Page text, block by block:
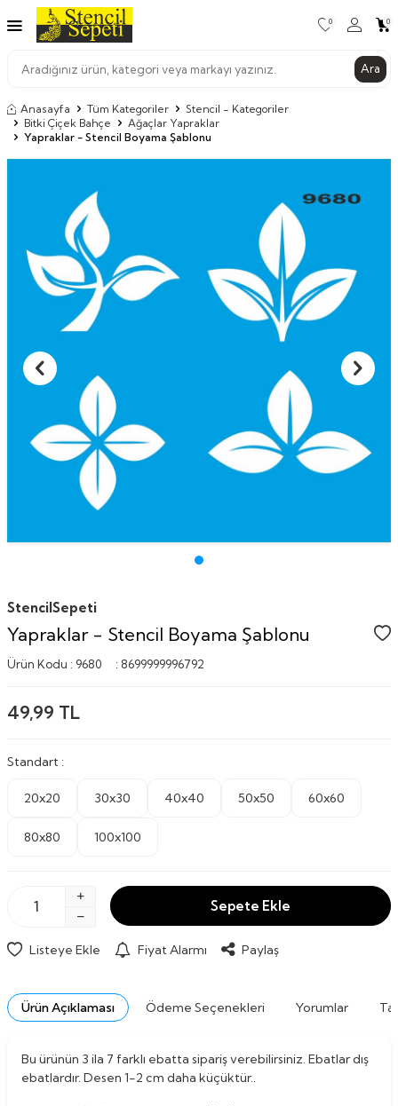
Ara
0 0
Anasayfa Tüm Kategoriler
Stencil - Kategoriler
Bitki Çiçek Bahçe
Ağaçlar Yapraklar
Yapraklar - Stencil Boyama Şablonu
StencilSepeti
Yapraklar - Stencil Boyama Şablonu
Ürün Kodu : 9680 : 8699999996792
49,99 TL
Standart :
20x20 30x30 40x40 50x50 60x60
80x80 100x100
Sepete Ekle
Listeye Ekle Fiyat Alarmı Paylaş
Ürün Açıklaması Ödeme Seçenekleri Yorumlar
Bu ürünün 3 ila 7 farklı ebatta sipariş verebilirsiniz. Ebatlar dış
ebatlardır. Desen 1-2 cm daha küçüktür..